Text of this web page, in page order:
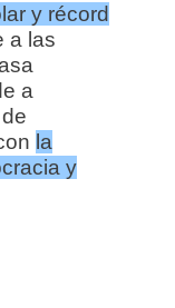
y récord
a las
a
la
y